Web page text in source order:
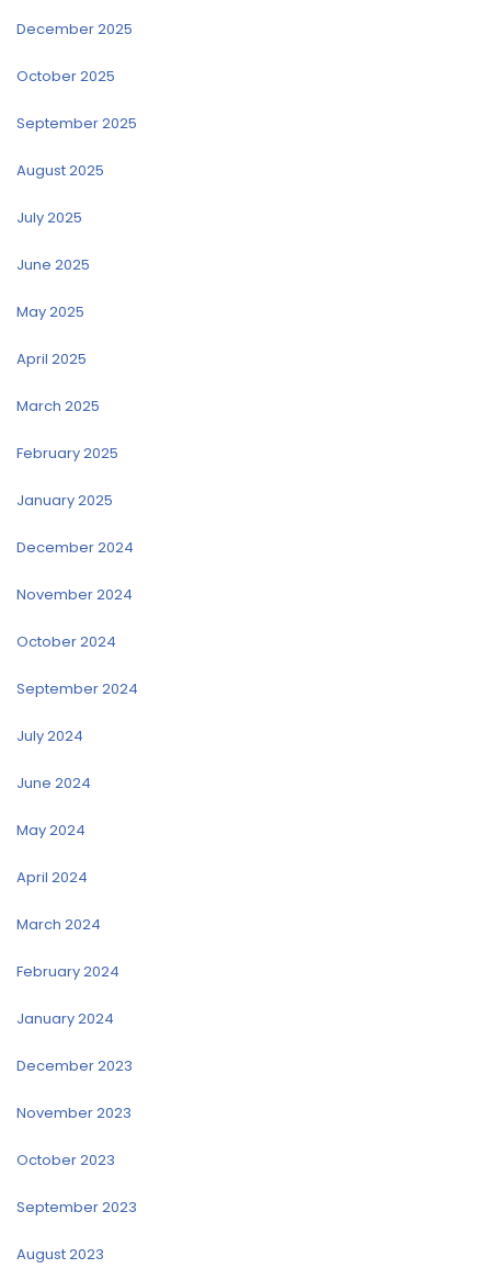
December 2025
October 2025
September 2025
August 2025
July 2025
June 2025
May 2025
April 2025
March 2025
February 2025
January 2025
December 2024
November 2024
October 2024
September 2024
July 2024
June 2024
May 2024
April 2024
March 2024
February 2024
January 2024
December 2023
November 2023
October 2023
September 2023
August 2023